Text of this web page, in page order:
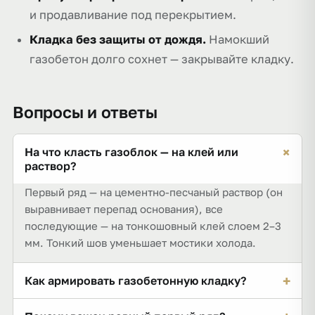
и продавливание под перекрытием.
Кладка без защиты от дождя. Намокший
газобетон долго сохнет — закрывайте кладку.
Вопросы и ответы
На что класть газоблок — на клей или
раствор?
+
Первый ряд — на цементно-песчаный раствор (он
выравнивает перепад основания), все
последующие — на тонкошовный клей слоем 2–3
мм. Тонкий шов уменьшает мостики холода.
Как армировать газобетонную кладку? +